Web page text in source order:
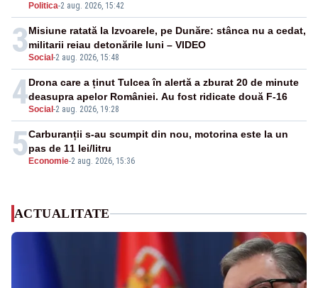
Politica-2 aug. 2026, 15:42
3Social -2 aug. 2026, 15:48
Misiune ratată la Izvoarele, pe Dunăre: stânca nu a cedat,
militarii reiau detonările luni – VIDEO
4Social -2 aug. 2026, 19:28
Drona care a ținut Tulcea în alertă a zburat 20 de minute
deasupra apelor României. Au fost ridicate două F-16
5 Economie-2 aug. 2026, 15:36
Carburanții s-au scumpit din nou, motorina este la un
pas de 11 lei/litru
ACTUALITATE